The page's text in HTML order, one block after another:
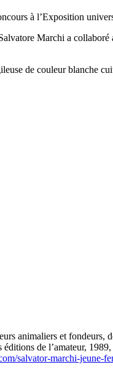
à l’Exposition
Marchi a
de couleur blanche
animaliers et fondeurs,
de l’amateur,
salvator-marchi-jeune-